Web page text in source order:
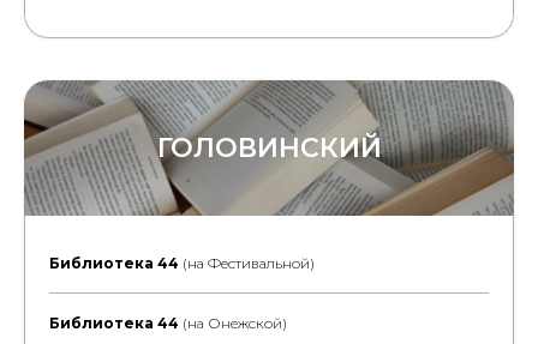
ГОЛОВИНСКИЙ
Библиотека 44 (на Фестивальной)
Библиотека 44 (на Онежской)